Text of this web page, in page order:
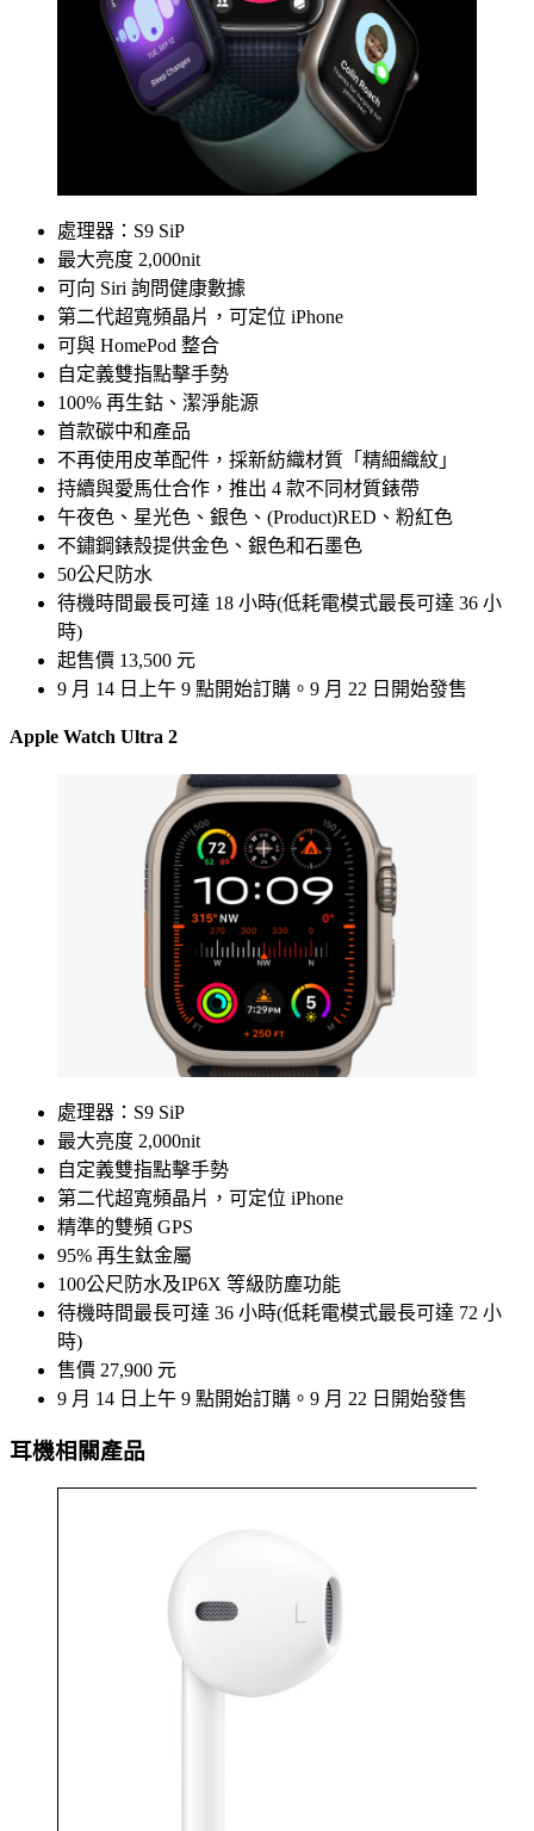
處理器：S9 SiP
最大亮度 2,000nit
可向 Siri 詢問健康數據
第二代超寬頻晶片，可定位 iPhone
可與 HomePod 整合
自定義雙指點擊手勢
100% 再生鈷、潔淨能源
首款碳中和產品
不再使用皮革配件，採新紡織材質「精細織紋」
持續與愛馬仕合作，推出 4 款不同材質錶帶
午夜色、星光色、銀色、(Product)RED、粉紅色
不鏽鋼錶殼提供金色、銀色和石墨色
50公尺防水
待機時間最長可達 18 小時(低耗電模式最長可達 36 小
時)
起售價 13,500 元
9 月 14 日上午 9 點開始訂購。9 月 22 日開始發售
Apple Watch Ultra 2
處理器：S9 SiP
最大亮度 2,000nit
自定義雙指點擊手勢
第二代超寬頻晶片，可定位 iPhone
精準的雙頻 GPS
95% 再生鈦金屬
100公尺防水及IP6X 等級防塵功能
待機時間最長可達 36 小時(低耗電模式最長可達 72 小
時)
售價 27,900 元
9 月 14 日上午 9 點開始訂購。9 月 22 日開始發售
耳機相關產品